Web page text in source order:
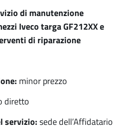
di manutenzione
Iveco targa GF212XX e
di riparazione
minor prezzo
diretto
servizio: sede dell’Affidatario